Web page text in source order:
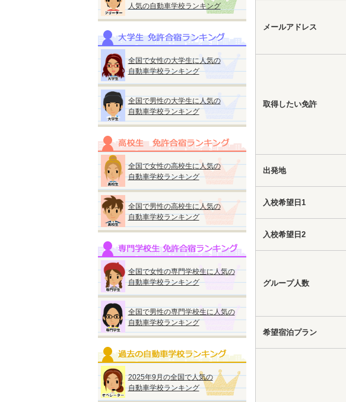
人気の自動車学校ランキング
全国で女性の大学生に人気の
自動車学校ランキング
全国で男性の大学生に人気の
自動車学校ランキング
全国で女性の高校生に人気の
自動車学校ランキング
全国で男性の高校生に人気の
自動車学校ランキング
全国で女性の専門学校生に人気の
自動車学校ランキング
全国で男性の専門学校生に人気の
自動車学校ランキング
2025年9月の全国で人気の
自動車学校ランキング
メールアドレス
取得したい免許
出発地
入校希望日1
入校希望日2
グループ人数
希望宿泊プラン